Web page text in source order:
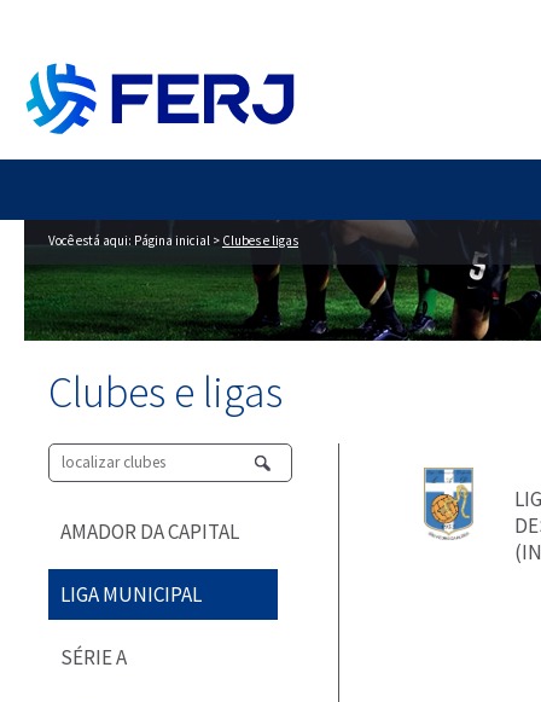
Você está aqui: Página inicial > Clubes e ligas
Clubes e ligas
AMADOR DA CAPITAL
LIGA MUNICIPAL
SÉRIE A